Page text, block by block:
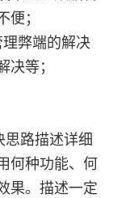
；
弊端的解决
等；
路描述详细
何种功能、何
果。描述一定